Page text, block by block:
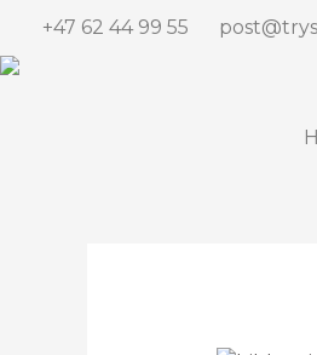
til
+47 62 44 99 55